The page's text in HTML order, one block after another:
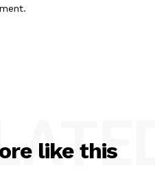
like this